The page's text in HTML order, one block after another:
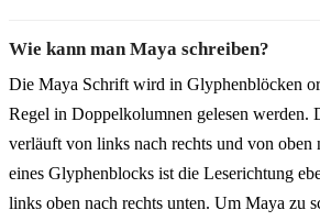
Wie kann man Maya schreiben?
Die Maya Schrift wird in Glyphenblöcken
Regel in Doppelkolumnen gelesen werden.
verläuft von links nach rechts und von oben
eines Glyphenblocks ist die Leserichtung
links oben nach rechts unten. Um Maya zu